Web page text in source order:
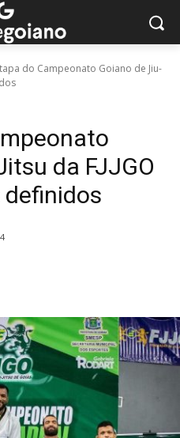
do Campeonato Goiano de Jiu-
da FJJGO